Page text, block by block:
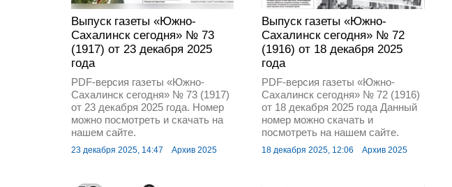
Выпуск газеты «Южно-
Сахалинск сегодня» № 73
(1917) от 23 декабря 2025
года
PDF-версия газеты «Южно-
Сахалинск сегодня» № 73 (1917)
от 23 декабря 2025 года. Номер
можно посмотреть и скачать на
нашем сайте.
23 декабря 2025, 14:47 Архив 2025
Выпуск газеты «Южно-
Сахалинск сегодня» № 72
(1916) от 18 декабря 2025
года
PDF-версия газеты «Южно-
Сахалинск сегодня» № 72 (1916)
от 18 декабря 2025 года Данный
номер можно скачать и
посмотреть на нашем сайте.
18 декабря 2025, 12:06 Архив 2025